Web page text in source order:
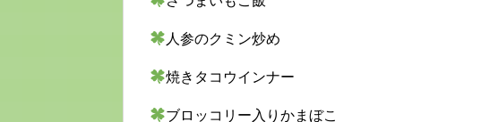
人参のクミン炒め
焼きタコウインナー
ブロッコリー入りかまぼこ